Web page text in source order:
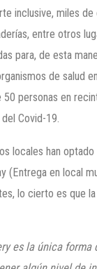
inclusive, miles de
entre otros
para, de esta
de salud
50 personas en
Covid-19.
locales han
(Entrega en local
lo cierto es que
es la única forma